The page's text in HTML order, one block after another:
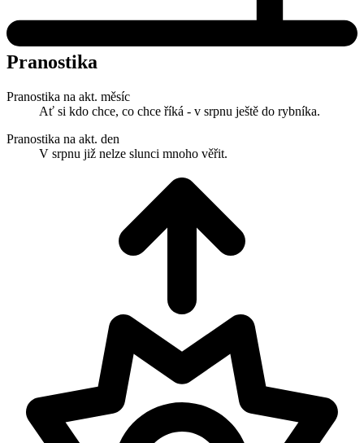
Pranostika
Pranostika na akt. měsíc
Ať si kdo chce, co chce říká - v srpnu ještě do rybníka.
Pranostika na akt. den
V srpnu již nelze slunci mnoho věřit.